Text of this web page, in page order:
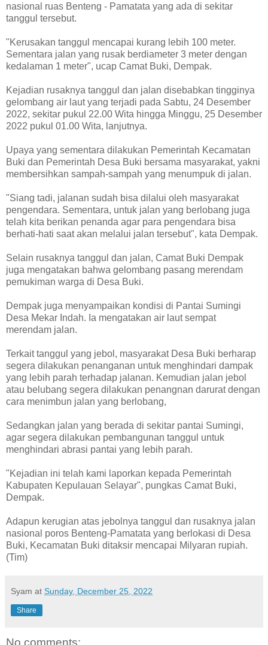
nasional ruas Benteng - Pamatata yang ada di sekitar
tanggul tersebut.
"Kerusakan tanggul mencapai kurang lebih 100 meter.
Sementara jalan yang rusak berdiameter 3 meter dengan
kedalaman 1 meter", ucap Camat Buki, Dempak.
Kejadian rusaknya tanggul dan jalan disebabkan tingginya
gelombang air laut yang terjadi pada Sabtu, 24 Desember
2022, sekitar pukul 22.00 Wita hingga Minggu, 25 Desember
2022 pukul 01.00 Wita, lanjutnya.
Upaya yang sementara dilakukan Pemerintah Kecamatan
Buki dan Pemerintah Desa Buki bersama masyarakat, yakni
membersihkan sampah-sampah yang menumpuk di jalan.
"Siang tadi, jalanan sudah bisa dilalui oleh masyarakat
pengendara. Sementara, untuk jalan yang berlobang juga
telah kita berikan penanda agar para pengendara bisa
berhati-hati saat akan melalui jalan tersebut", kata Dempak.
Selain rusaknya tanggul dan jalan, Camat Buki Dempak
juga mengatakan bahwa gelombang pasang merendam
pemukiman warga di Desa Buki.
Dempak juga menyampaikan kondisi di Pantai Sumingi
Desa Mekar Indah. Ia mengatakan air laut sempat
merendam jalan.
Terkait tanggul yang jebol, masyarakat Desa Buki berharap
segera dilakukan penanganan untuk menghindari dampak
yang lebih parah terhadap jalanan. Kemudian jalan jebol
atau belubang segera dilakukan penangnan darurat dengan
cara menimbun jalan yang berlobang,
Sedangkan jalan yang berada di sekitar pantai Sumingi,
agar segera dilakukan pembangunan tanggul untuk
menghindari abrasi pantai yang lebih parah.
"Kejadian ini telah kami laporkan kepada Pemerintah
Kabupaten Kepulauan Selayar", pungkas Camat Buki,
Dempak.
Adapun kerugian atas jebolnya tanggul dan rusaknya jalan
nasional poros Benteng-Pamatata yang berlokasi di Desa
Buki, Kecamatan Buki ditaksir mencapai Milyaran rupiah.
(Tim)
Syam at Sunday, December 25, 2022
Share
No comments: